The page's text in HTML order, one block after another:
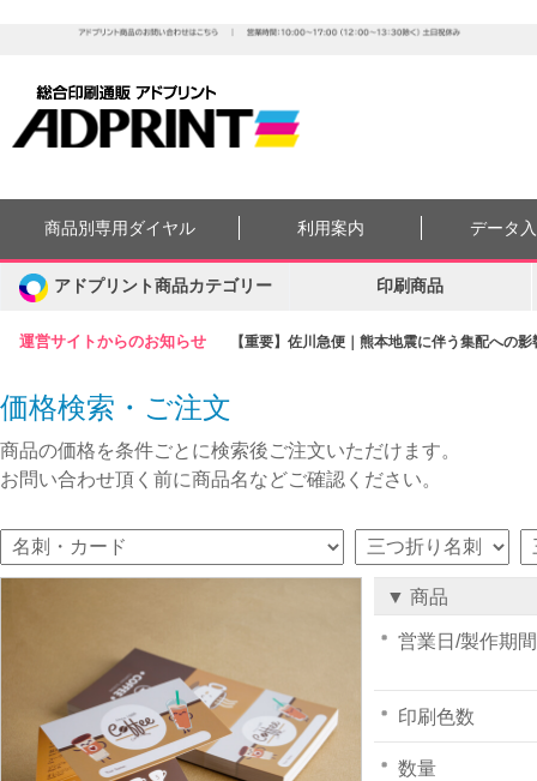
運営サイトからのお知らせ 【重要】佐川急便｜熊本地震に伴う集配への
商品別専用ダイヤル 利用案内 データ
アドプリント商品カテゴリー 印刷商品
価格検索・ご注文
商品の価格を条件ごとに検索後ご注文いただけます。
お問い合わせ頂く前に商品名などご確認ください。
▼ 商品
営業日/製作期間
印刷色数
数量